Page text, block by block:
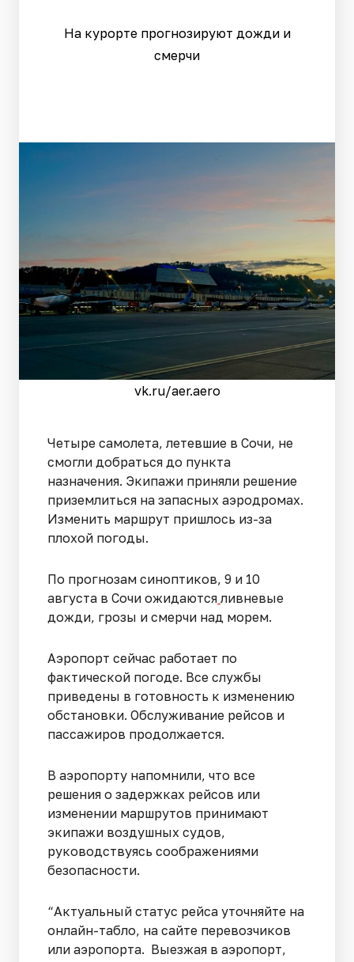
На курорте прогнозируют дожди и
смерчи
vk.ru/aer.aero
Четыре самолета, летевшие в Сочи, не
смогли добраться до пункта
назначения. Экипажи приняли решение
приземлиться на запасных аэродромах.
Изменить маршрут пришлось из-за
плохой погоды.
По прогнозам синоптиков, 9 и 10
августа в Сочи ожидаются ливневые
дожди, грозы и смерчи над морем.
Аэропорт сейчас работает по
фактической погоде. Все службы
приведены в готовность к изменению
обстановки. Обслуживание рейсов и
пассажиров продолжается.
В аэропорту напомнили, что все
решения о задержках рейсов или
изменении маршрутов принимают
экипажи воздушных судов,
руководствуясь соображениями
безопасности.
“Актуальный статус рейса уточняйте на
онлайн-табло, на сайте перевозчиков
или аэропорта. Выезжая в аэропорт,